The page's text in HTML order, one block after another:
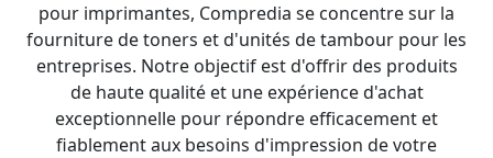
pour imprimantes, Compredia se concentre sur la
fourniture de toners et d'unités de tambour pour les
entreprises. Notre objectif est d'offrir des produits
de haute qualité et une expérience d'achat
exceptionnelle pour répondre efficacement et
fiablement aux besoins d'impression de votre